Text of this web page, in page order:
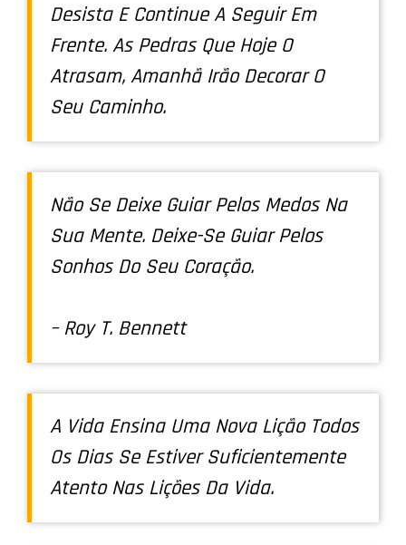
Desista E Continue A Seguir Em
Frente. As Pedras Que Hoje O
Atrasam, Amanhã Irão Decorar O
Seu Caminho.
Não Se Deixe Guiar Pelos Medos Na
Sua Mente. Deixe-Se Guiar Pelos
Sonhos Do Seu Coração.
– Roy T. Bennett
A Vida Ensina Uma Nova Lição Todos
Os Dias Se Estiver Suficientemente
Atento Nas Lições Da Vida.